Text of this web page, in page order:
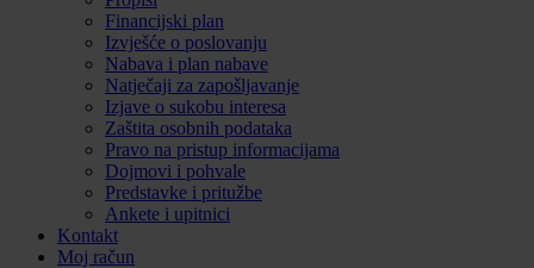
Financijski plan
Izvješće o poslovanju
Nabava i plan nabave
Natječaji za zapošljavanje
Izjave o sukobu interesa
Zaštita osobnih podataka
Pravo na pristup informacijama
Dojmovi i pohvale
Predstavke i pritužbe
Ankete i upitnici
Kontakt
Moj račun